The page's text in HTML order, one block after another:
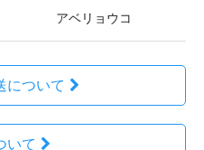
アベリョウコ
について
いて